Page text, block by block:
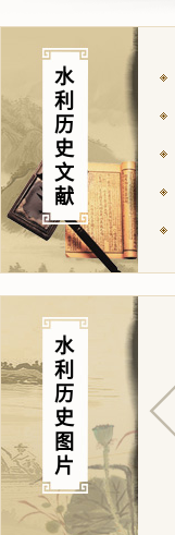
水
利
历
史
文
献
水
利
历
史
图
片